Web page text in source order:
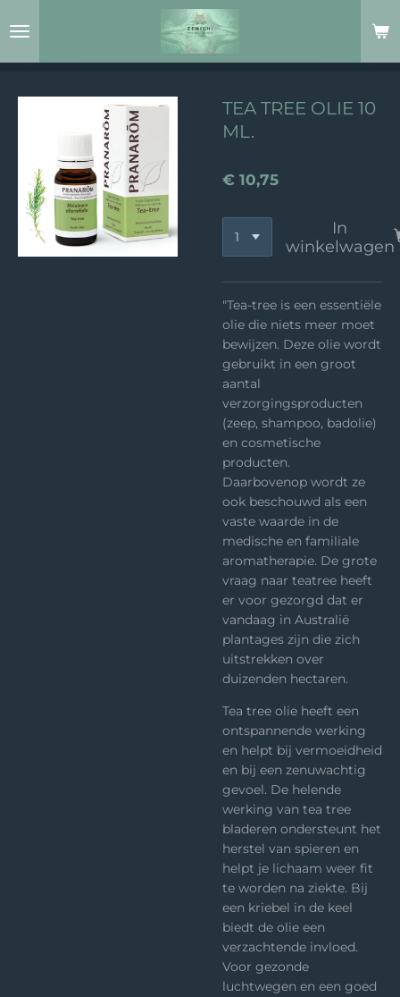
direct
hoofdinhoud
TEA TREE OLIE 10
ML.
€ 10,75
In
winkelwagen
"Tea-tree is een essentiële
olie die niets meer moet
bewijzen. Deze olie wordt
gebruikt in een groot
aantal
verzorgingsproducten
(zeep, shampoo, badolie)
en cosmetische
producten.
Daarbovenop wordt ze
ook beschouwd als een
vaste waarde in de
medische en familiale
aromatherapie. De grote
vraag naar teatree heeft
er voor gezorgd dat er
vandaag in Australië
plantages zijn die zich
uitstrekken over
duizenden hectaren.
Tea tree olie heeft een
ontspannende werking
en helpt bij vermoeidheid
en bij een zenuwachtig
gevoel. De helende
werking van tea tree
bladeren ondersteunt het
herstel van spieren en
helpt je lichaam weer fit
te worden na ziekte. Bij
een kriebel in de keel
biedt de olie een
verzachtende invloed.
Voor gezonde
luchtwegen en een goed